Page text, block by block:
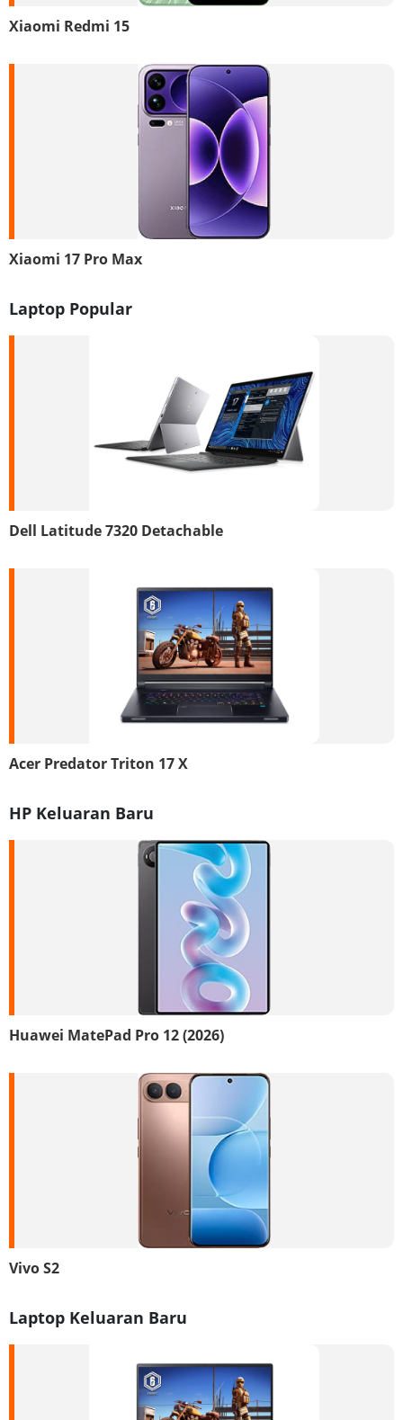
Xiaomi Redmi 15
Xiaomi 17 Pro Max
Laptop Popular
Dell Latitude 7320 Detachable
Acer Predator Triton 17 X
HP Keluaran Baru
Huawei MatePad Pro 12 (2026)
Vivo S2
Laptop Keluaran Baru